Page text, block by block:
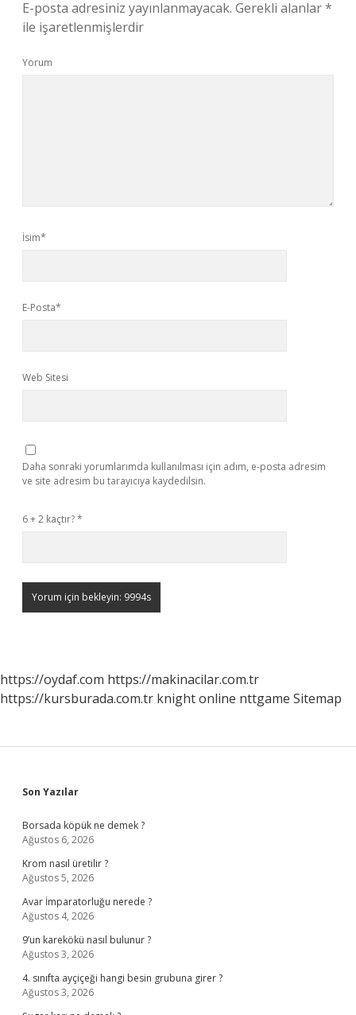
E-posta adresiniz yayınlanmayacak. Gerekli alanlar*
ile işaretlenmişlerdir
Yorum
İsim*
E-Posta*
Web Sitesi
Daha sonraki yorumlarımda kullanılması için adım, e-posta adresim
ve site adresim bu tarayıcıya kaydedilsin.
6 + 2 kaçtır?*
https://oydaf.com https://makinacilar.com.tr
https://kursburada.com.tr knight online nttgame Sitemap
Sidebar
Son Yazılar
Borsada köpük ne demek ?
Ağustos 6, 2026
Krom nasıl üretilir ?
Ağustos 5, 2026
Avar İmparatorluğu nerede ?
Ağustos 4, 2026
9’un karekökü nasıl bulunur ?
Ağustos 3, 2026
4. sınıfta ayçiçeği hangi besin grubuna girer ?
Ağustos 3, 2026